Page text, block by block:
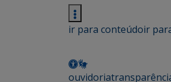
ir para conteúdoir
ouvidoria